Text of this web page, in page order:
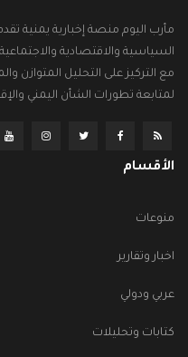
مأرب اليوم منصة إخبارية يمنية
السياسية والاقتصادية
مع التركيز على التحليل المتوازن
لمتابعة تطورات الشأن اليمني
الأقسام
منوعات
اخبار وتقارير
عربي ودولي
كتابات وتحليلات